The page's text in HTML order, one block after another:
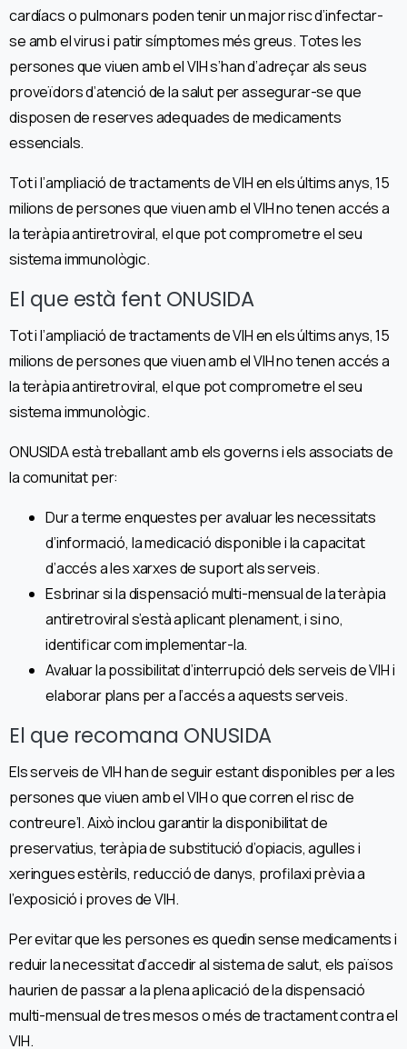
cardíacs o pulmonars poden tenir un major risc d’infectar-
se amb el virus i patir símptomes més greus. Totes les
persones que viuen amb el VIH s’han d’adreçar als seus
proveïdors d’atenció de la salut per assegurar-se que
disposen de reserves adequades de medicaments
essencials.
Tot i l’ampliació de tractaments de VIH en els últims anys, 15
milions de persones que viuen amb el VIH no tenen accés a
la teràpia antiretroviral, el que pot comprometre el seu
sistema immunològic.
El que està fent ONUSIDA
Tot i l’ampliació de tractaments de VIH en els últims anys, 15
milions de persones que viuen amb el VIH no tenen accés a
la teràpia antiretroviral, el que pot comprometre el seu
sistema immunològic.
ONUSIDA està treballant amb els governs i els associats de
la comunitat per:
Dur a terme enquestes per avaluar les necessitats
d’informació, la medicació disponible i la capacitat
d’accés a les xarxes de suport als serveis.
Esbrinar si la dispensació multi-mensual de la teràpia
antiretroviral s’està aplicant plenament, i si no,
identificar com implementar-la.
Avaluar la possibilitat d’interrupció dels serveis de VIH i
elaborar plans per a l’accés a aquests serveis.
El que recomana ONUSIDA
Els serveis de VIH han de seguir estant disponibles per a les
persones que viuen amb el VIH o que corren el risc de
contreure’l. Això inclou garantir la disponibilitat de
preservatius, teràpia de substitució d’opiacis, agulles i
xeringues estèrils, reducció de danys, profilaxi prèvia a
l’exposició i proves de VIH.
Per evitar que les persones es quedin sense medicaments i
reduir la necessitat d’accedir al sistema de salut, els països
haurien de passar a la plena aplicació de la dispensació
multi-mensual de tres mesos o més de tractament contra el
VIH.